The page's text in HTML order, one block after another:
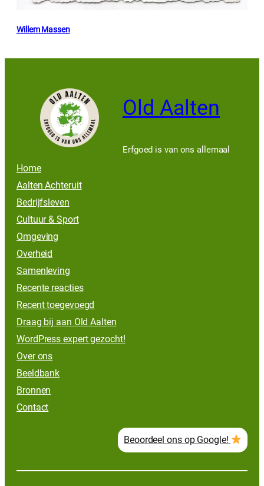
Willem Massen
Old Aalten
Erfgoed is van ons allemaal
Home
Aalten Achteruit
Bedrijfsleven
Cultuur & Sport
Omgeving
Overheid
Samenleving
Recente reacties
Recent toegevoegd
Draag bij aan Old Aalten
WordPress expert gezocht!
Over ons
Beeldbank
Bronnen
Contact
Beoordeel ons op Google!